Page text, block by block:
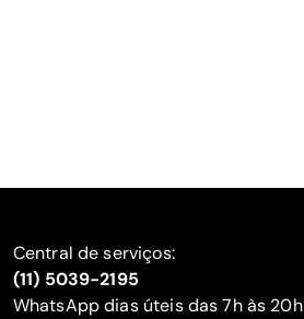
Central de serviços:
(11) 5039-2195
WhatsApp dias úteis das 7h às 20h